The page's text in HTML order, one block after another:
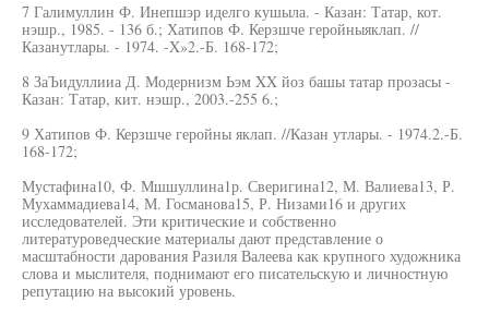
7 Галимуллин Ф. Инепшэр иделго кушыла. - Казан: Татар, кот.
нэшр., 1985. - 136 б.; Хатипов Ф. Керзшче геройныяклап. //
Казанутлары. - 1974. -X»2.-Б. 168-172;
8 ЗаЪидуллииа Д. Модернизм Ьэм XX йоз башы татар прозасы -
Казан: Татар, кит. нэшр., 2003.-255 6.;
9 Хатипов Ф. Керзшче геройны яклап. //Казан утлары. - 1974.2.-Б.
168-172;
Мустафина10, Ф. Мшшуллина1р. Сверигина12, М. Валиева13, Р.
Мухаммадиева14, М. Госманова15, Р. Низами16 и других
исследователей. Эти критические и собственно
литературоведческие материалы дают представление о
масштабности дарования Разиля Валеева как крупного художника
слова и мыслителя, поднимают его писательскую и личностную
репутацию на высокий уровень.